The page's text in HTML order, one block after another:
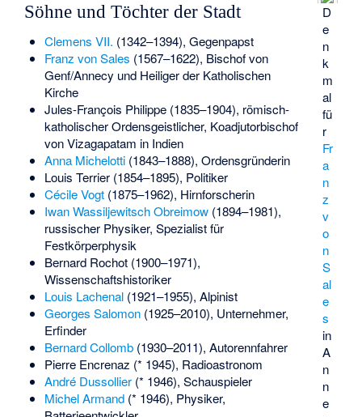
D
e
n
k
m
al
fü
r
Fr
a
n
z
v
o
n
S
al
e
s
in
A
n
n
e
Söhne und Töchter der Stadt
Clemens VII. (1342–1394), Gegenpapst
Franz von Sales (1567–1622), Bischof von
Genf/Annecy und Heiliger der Katholischen
Kirche
Jules-François Philippe(1835–1904), römisch-
katholischer Ordensgeistlicher, Koadjutorbischof
von Vizagapatam in Indien
Anna Michelotti(1843–1888), Ordensgründerin
Louis Terrier(1854–1895), Politiker
Cécile Vogt(1875–1962), Hirnforscherin
Iwan Wassiljewitsch Obreimow(1894–1981),
russischer Physiker, Spezialist für
Festkörperphysik
Bernard Rochot(1900–1971),
Wissenschaftshistoriker
Louis Lachenal(1921–1955), Alpinist
Georges Salomon(1925–2010), Unternehmer,
Erfinder
Bernard Collomb(1930–2011), Autorennfahrer
Pierre Encrenaz (* 1945), Radioastronom
André Dussollier(* 1946), Schauspieler
Michel Armand(* 1946), Physiker,